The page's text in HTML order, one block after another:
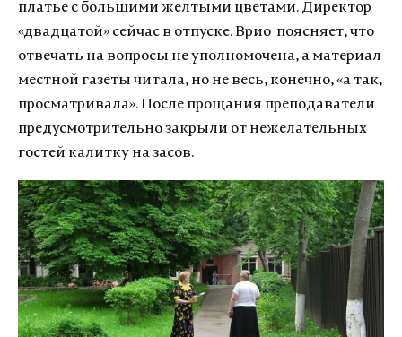
платье с большими желтыми цветами. Директор
«двадцатой» сейчас в отпуске. Врио поясняет, что
отвечать на вопросы не уполномочена, а материал
местной газеты читала, но не весь, конечно, «а так,
просматривала». После прощания преподаватели
предусмотрительно закрыли от нежелательных
гостей калитку на засов.